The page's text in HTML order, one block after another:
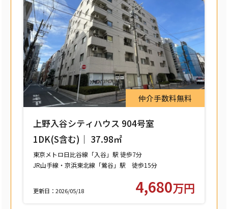
仲介手数料無料
上野入谷シティハウス 904号室
1DK(S含む)｜ 37.98㎡
東京メトロ日比谷線「入谷」駅 徒歩7分
JR山手線・京浜東北線「鶯谷」駅 徒歩15分
更新日：2026/05/18 4,680万円